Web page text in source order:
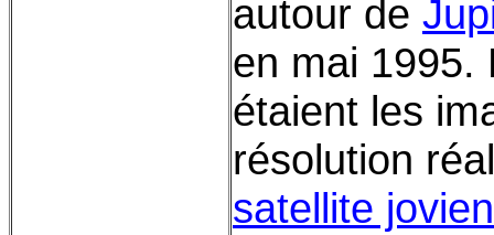
autour de
en mai 1995.
étaient les
résolution
satellite jovien